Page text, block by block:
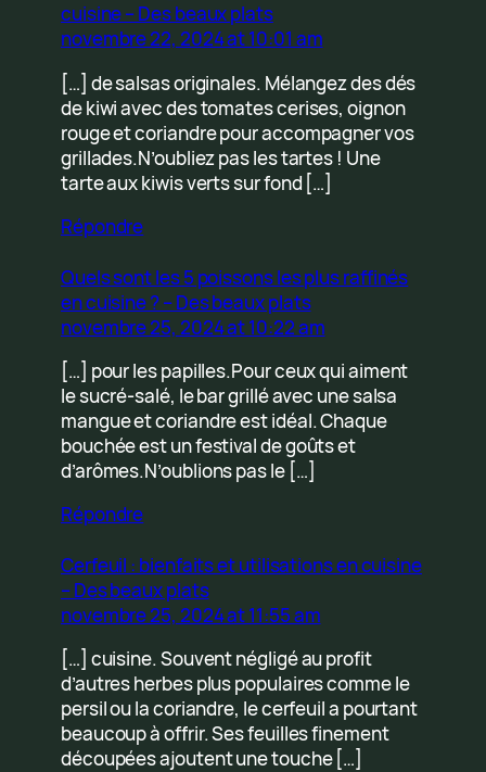
cuisine – Des beaux plats
novembre 22, 2024 at 10:01 am
[…] de salsas originales. Mélangez des dés
de kiwi avec des tomates cerises, oignon
rouge et coriandre pour accompagner vos
grillades.N’oubliez pas les tartes ! Une
tarte aux kiwis verts sur fond […]
Répondre
Quels sont les 5 poissons les plus raffinés
en cuisine ? – Des beaux plats
novembre 25, 2024 at 10:22 am
[…] pour les papilles.Pour ceux qui aiment
le sucré-salé, le bar grillé avec une salsa
mangue et coriandre est idéal. Chaque
bouchée est un festival de goûts et
d’arômes.N’oublions pas le […]
Répondre
Cerfeuil : bienfaits et utilisations en cuisine
– Des beaux plats
novembre 25, 2024 at 11:55 am
[…] cuisine. Souvent négligé au profit
d’autres herbes plus populaires comme le
persil ou la coriandre, le cerfeuil a pourtant
beaucoup à offrir. Ses feuilles finement
découpées ajoutent une touche […]